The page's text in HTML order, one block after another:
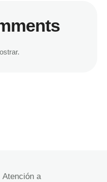
Atención a